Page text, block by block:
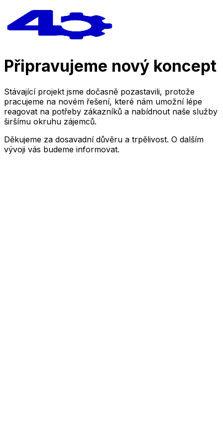
Připravujeme nový koncept
Stávající projekt jsme dočasně pozastavili, protože
pracujeme na novém řešení, které nám umožní lépe
reagovat na potřeby zákazníků a nabídnout naše služby
širšímu okruhu zájemců.
Děkujeme za dosavadní důvěru a trpělivost. O dalším
vývoji vás budeme informovat.